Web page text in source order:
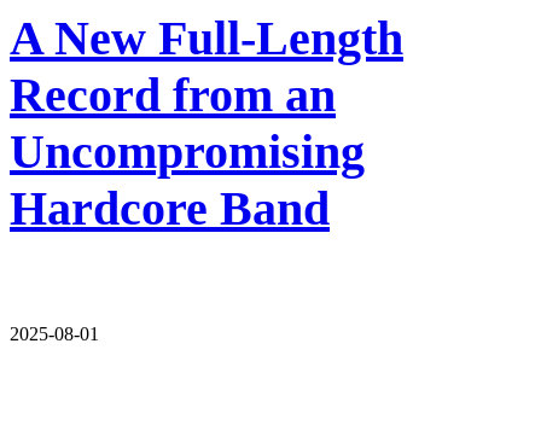
A New Full-Length
Record from an
Uncompromising
Hardcore Band
2025-08-01